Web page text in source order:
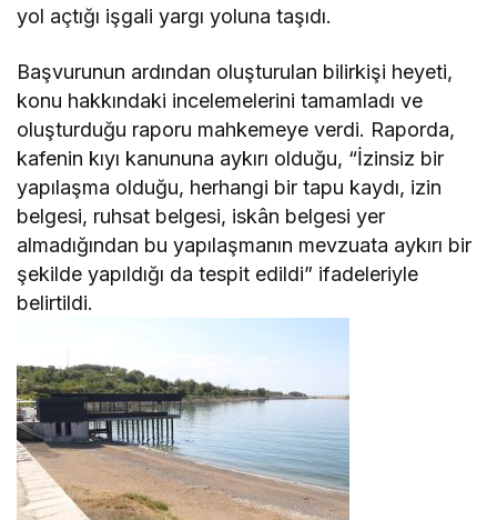
yol açtığı işgali yargı yoluna taşıdı.
Başvurunun ardından oluşturulan bilirkişi heyeti,
konu hakkındaki incelemelerini tamamladı ve
oluşturduğu raporu mahkemeye verdi. Raporda,
kafenin kıyı kanununa aykırı olduğu, “İzinsiz bir
yapılaşma olduğu, herhangi bir tapu kaydı, izin
belgesi, ruhsat belgesi, iskân belgesi yer
almadığından bu yapılaşmanın mevzuata aykırı bir
şekilde yapıldığı da tespit edildi” ifadeleriyle
belirtildi.